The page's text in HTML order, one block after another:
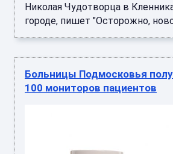
Николая Чудотворца в
городе, пишет "Осторожно,
Больницы Подмосковья
100 мониторов пациентов